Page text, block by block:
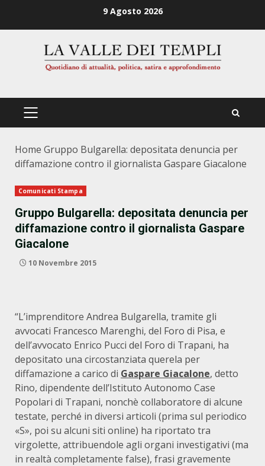
9 Agosto 2026
PRIMÄRES
Home Gruppo Bulgarella: depositata denuncia per
diffamazione contro il giornalista Gaspare Giacalone
Comunicati Stampa
Gruppo Bulgarella: depositata denuncia per
diffamazione contro il giornalista Gaspare
Giacalone
10 Novembre 2015
“L’imprenditore Andrea Bulgarella, tramite gli
avvocati Francesco Marenghi, del Foro di Pisa, e
dell’avvocato Enrico Pucci del Foro di Trapani, ha
depositato una circostanziata querela per
diffamazione a carico di Gaspare Giacalone, detto
Rino, dipendente dell’Istituto Autonomo Case
Popolari di Trapani, nonchè collaboratore di alcune
testate, perché in diversi articoli (prima sul periodico
«S», poi su alcuni siti online) ha riportato tra
virgolette, attribuendole agli organi investigativi (ma
in realtà completamente false), frasi gravemente